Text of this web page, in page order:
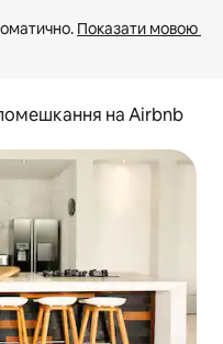
Показати мовою
на Airbnb